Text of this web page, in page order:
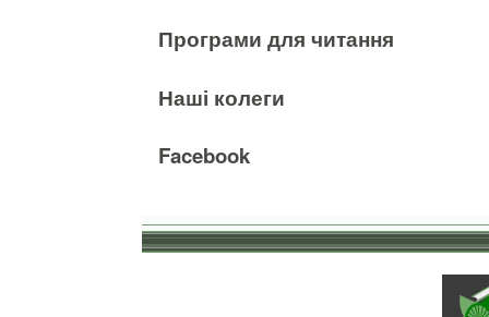
Програми для читання
Наші колеги
Facebook